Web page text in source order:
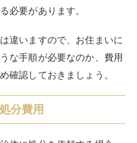
必要があります。
違いますので、お住まいに
な手順が必要なのか、費用
確認しておきましょう。
分費用